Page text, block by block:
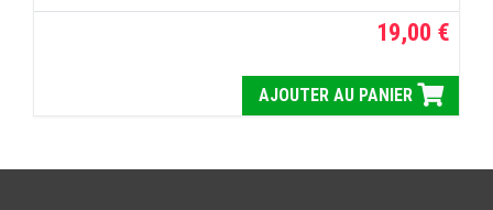
19,00 €
AJOUTER AU PANIER